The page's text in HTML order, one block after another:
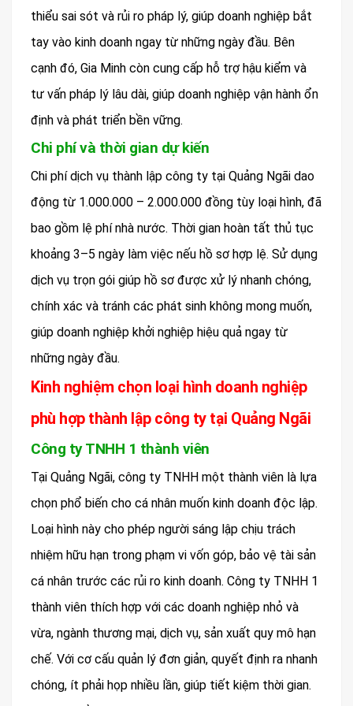
thiểu sai sót và rủi ro pháp lý, giúp doanh nghiệp bắt
tay vào kinh doanh ngay từ những ngày đầu. Bên
cạnh đó, Gia Minh còn cung cấp hỗ trợ hậu kiểm và
tư vấn pháp lý lâu dài, giúp doanh nghiệp vận hành ổn
định và phát triển bền vững.
Chi phí và thời gian dự kiến
Chi phí dịch vụ thành lập công ty tại Quảng Ngãi dao
động từ 1.000.000 – 2.000.000 đồng tùy loại hình, đã
bao gồm lệ phí nhà nước. Thời gian hoàn tất thủ tục
khoảng 3–5 ngày làm việc nếu hồ sơ hợp lệ. Sử dụng
dịch vụ trọn gói giúp hồ sơ được xử lý nhanh chóng,
chính xác và tránh các phát sinh không mong muốn,
giúp doanh nghiệp khởi nghiệp hiệu quả ngay từ
những ngày đầu.
Kinh nghiệm chọn loại hình doanh nghiệp
phù hợp thành lập công ty tại Quảng Ngãi
Công ty TNHH 1 thành viên
Tại Quảng Ngãi, công ty TNHH một thành viên là lựa
chọn phổ biến cho cá nhân muốn kinh doanh độc lập.
Loại hình này cho phép người sáng lập chịu trách
nhiệm hữu hạn trong phạm vi vốn góp, bảo vệ tài sản
cá nhân trước các rủi ro kinh doanh. Công ty TNHH 1
thành viên thích hợp với các doanh nghiệp nhỏ và
vừa, ngành thương mại, dịch vụ, sản xuất quy mô hạn
chế. Với cơ cấu quản lý đơn giản, quyết định ra nhanh
chóng, ít phải họp nhiều lần, giúp tiết kiệm thời gian.